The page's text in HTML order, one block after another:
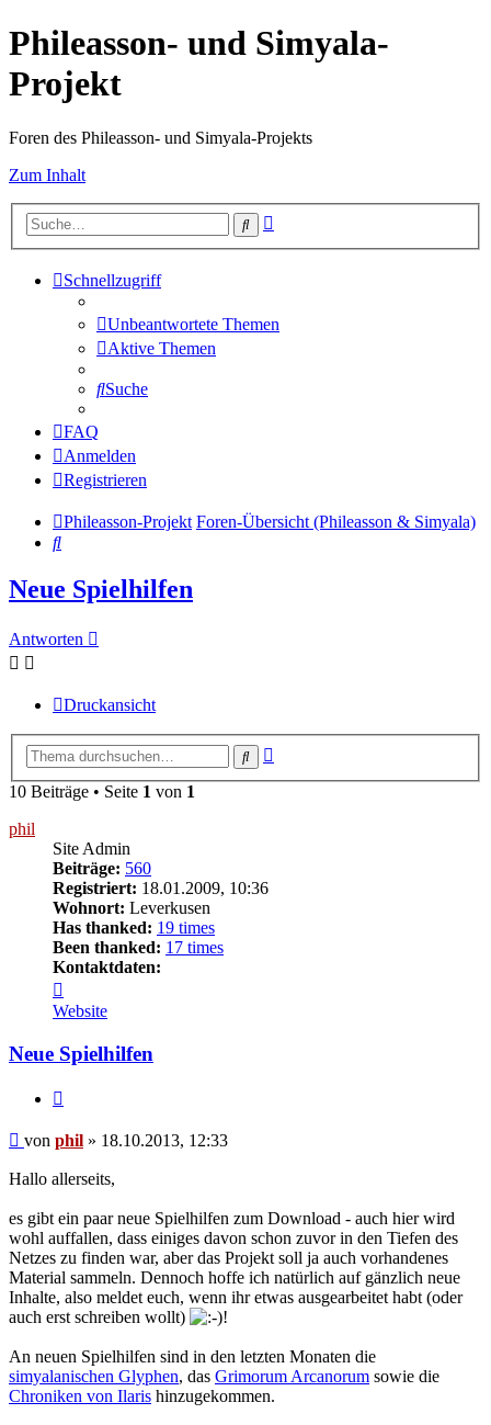
Phileasson- und Simyala-
Projekt
Foren des Phileasson- und Simyala-Projekts
Zum Inhalt
Suche
Schnellzugriff
Unbeantwortete Themen
Aktive Themen
Suche
FAQ
Anmelden
Registrieren
Phileasson-Projekt Foren-Übersicht (Phileasson & Simyala)
Suche
Neue Spielhilfen
Antworten
Druckansicht
Suche
10 Beiträge • Seite 1 von 1
phil
Site Admin
Beiträge: 560
Registriert: 18.01.2009, 10:36
Wohnort: Leverkusen
Has thanked: 19 times
Been thanked: 17 times
Kontaktdaten:
von
phil
Website
Neue Spielhilfen
Beitrag
von phil » 18.10.2013, 12:33
Hallo allerseits,
es gibt ein paar neue Spielhilfen zum Download - auch hier wird
wohl auffallen, dass einiges davon schon zuvor in den Tiefen des
Netzes zu finden war, aber das Projekt soll ja auch vorhandenes
Material sammeln. Dennoch hoffe ich natürlich auf gänzlich neue
Inhalte, also meldet euch, wenn ihr etwas ausgearbeitet habt (oder
auch erst schreiben wollt)
!
An neuen Spielhilfen sind in den letzten Monaten die
simyalanischen Glyphen, das Grimorum Arcanorum sowie die
Chroniken von Ilaris hinzugekommen.